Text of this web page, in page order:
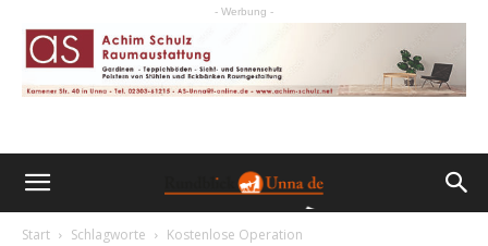
- Werbung -
Start Schlagworte Kostenlose Operation